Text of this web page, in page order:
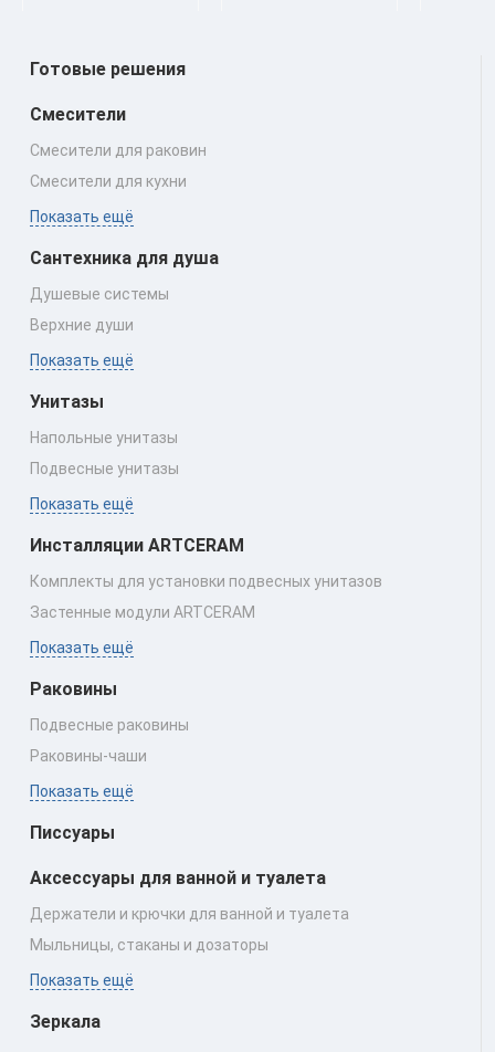
Готовые решения
Смесители
Смесители для раковин
Смесители для кухни
Показать ещё
Сантехника для душа
Душевые системы
Верхние души
Показать ещё
Унитазы
Напольные унитазы
Подвесные унитазы
Показать ещё
Инсталляции ARTCERAM
Комплекты для установки подвесных унитазов
Застенные модули ARTCERAM
Показать ещё
Раковины
Подвесные раковины
Раковины‑чаши
Показать ещё
Писсуары
Аксессуары для ванной и туалета
Держатели и крючки для ванной и туалета
Мыльницы, стаканы и дозаторы
Показать ещё
Зеркала